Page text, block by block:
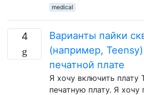
medical
4
Варианты пайки
(например,
печатной плате
Я хочу включить плату
печатную плату. Я хочу